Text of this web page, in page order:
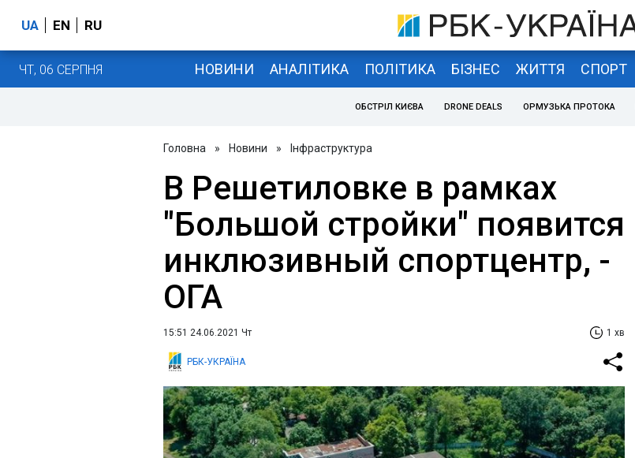
UA EN RU
ЧТ, 06 СЕРПНЯ НОВИНИ АНАЛІТИКА ПОЛІТИКА БІЗНЕС ЖИТТЯ СПОРТ
ОБСТРІЛ КИЄВА DRONE DEALS ОРМУЗЬКА ПРОТОКА
Головна » Новини » Інфраструктура
В Решетиловке в рамках
"Большой стройки" появится
инклюзивный спортцентр, -
ОГА
15:51 24.06.2021 Чт 1 хв
РБК-УКРАЇНА